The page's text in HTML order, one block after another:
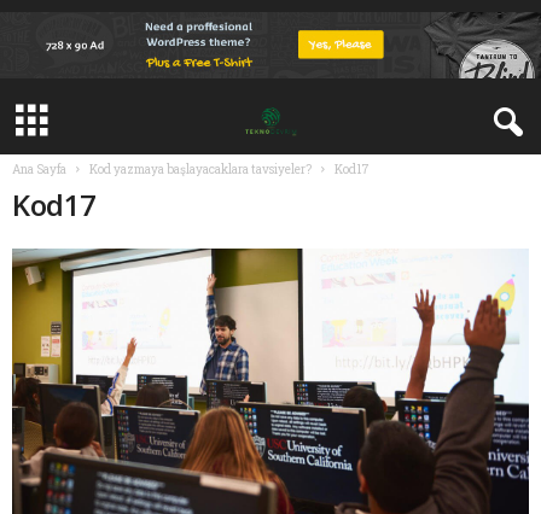
Ana Sayfa Kod yazmaya başlayacaklara tavsiyeler? Kod17
Kod17